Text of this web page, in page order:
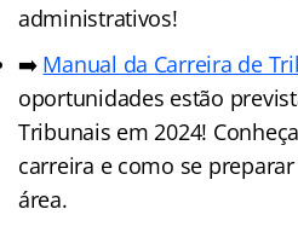
administrativos!
➡️ Manual da Carreira de
oportunidades estão
Tribunais em 2024!
carreira e como se
área.